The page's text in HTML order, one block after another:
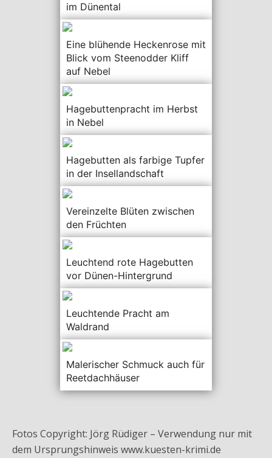
im Dünental
Eine blühende Heckenrose mit
Blick vom Steenodder Kliff
auf Nebel
Hagebuttenpracht im Herbst
in Nebel
Hagebutten als farbige Tupfer
in der Insellandschaft
Vereinzelte Blüten zwischen
den Früchten
Leuchtend rote Hagebutten
vor Dünen-Hintergrund
Leuchtende Pracht am
Waldrand
Malerischer Schmuck auch für
Reetdachhäuser
Fotos Copyright: Jörg Rüdiger – Verwendung nur mit
dem Ursprungshinweis www.kuesten-krimi.de